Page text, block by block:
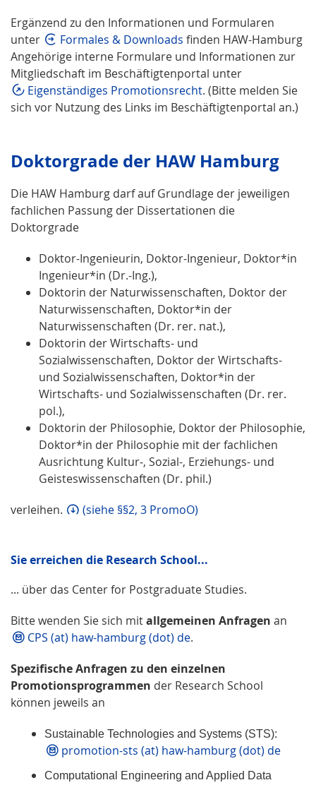
Ergänzend zu den Informationen und Formularen
unter
Formales & Downloads finden HAW-Hamburg
Angehörige interne Formulare und Informationen zur
Mitgliedschaft im Beschäftigtenportal unter
Eigenständiges Promotionsrecht. (Bitte melden Sie
sich vor Nutzung des Links im Beschäftigtenportal an.)
Doktorgrade der HAW Hamburg
Die HAW Hamburg darf auf Grundlage der jeweiligen
fachlichen Passung der Dissertationen die
Doktorgrade
Doktor-Ingenieurin, Doktor-Ingenieur, Doktor*in
Ingenieur*in (Dr.-Ing.),
Doktorin der Naturwissenschaften, Doktor der
Naturwissenschaften, Doktor*in der
Naturwissenschaften (Dr. rer. nat.),
Doktorin der Wirtschafts- und
Sozialwissenschaften, Doktor der Wirtschafts-
und Sozialwissenschaften, Doktor*in der
Wirtschafts- und Sozialwissenschaften (Dr. rer.
pol.),
Doktorin der Philosophie, Doktor der Philosophie,
Doktor*in der Philosophie mit der fachlichen
Ausrichtung Kultur‐, Sozial-, Erziehungs- und
Geisteswissenschaften (Dr. phil.)
verleihen.
(siehe §§2, 3 PromoO)
Sie erreichen die Research School...
... über das Center for Postgraduate Studies.
Bitte wenden Sie sich mitallgemeinen Anfragen an
CPS (at) haw-hamburg (dot) de.
Spezifische Anfragen zu den einzelnen
Promotionsprogrammen der Research School
können jeweils an
Sustainable Technologies and Systems (STS):
promotion-sts (at) haw-hamburg (dot) de
Computational Engineering and Applied Data